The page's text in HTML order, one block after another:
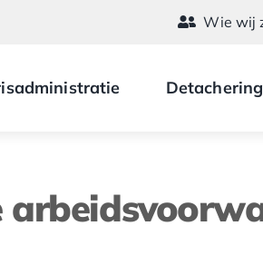
Wie wij
Detachering